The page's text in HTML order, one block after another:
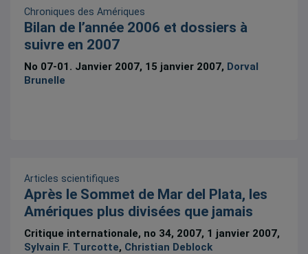
Chroniques des Amériques
Bilan de l’année 2006 et dossiers à
suivre en 2007
No 07-01. Janvier 2007, 15 janvier 2007, Dorval
Brunelle
Articles scientifiques
Après le Sommet de Mar del Plata, les
Amériques plus divisées que jamais
Critique internationale, no 34, 2007, 1 janvier 2007,
Sylvain F. Turcotte, Christian Deblock